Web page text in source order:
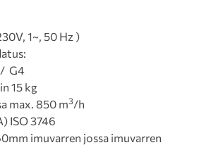
1~, 50 Hz )
/ G4
15 kg
max. 850 m3/h
ISO 3746
imuvarren jossa imuvarren